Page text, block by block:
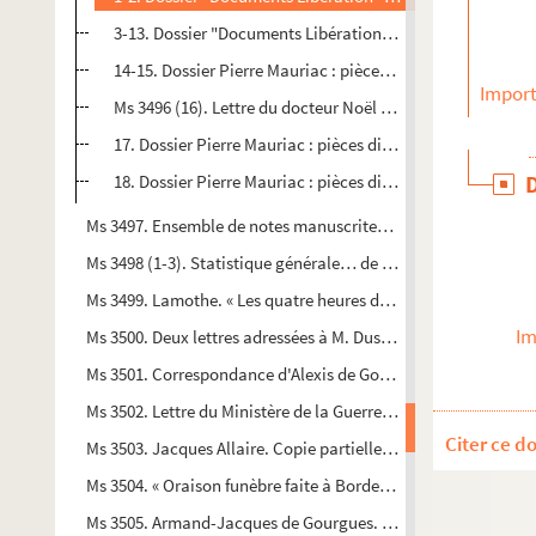
3-13. Dossier "Documents Libération" : ensemble de
14-15. Dossier Pierre Mauriac : pièces diverses
Ms 3496 (16). Lettre du docteur Noël Moreau à François
17. Dossier Pierre Mauriac : pièces diverses
18. Dossier Pierre Mauriac : pièces diverses
Ms 3497. Ensemble de notes manuscrites et de coupures de
Ms 3498 (1-3). Statistique générale… de la Gironde par
Ms 3499. Lamothe. « Les quatre heures du jour ».
Ms 3500. Deux lettres adressées à M. Dussaut.
Ms 3501. Correspondance d'Alexis de Gourgues et du père
Ms 3502. Lettre du Ministère de la Guerre à Alexis de
Ms 3503. Jacques Allaire. Copie partielle des Actes de la
Ms 3504. « Oraison funèbre faite à Bordeaux... pour la reine
Ms 3505. Armand-Jacques de Gourgues. « Constitution de
Citer ce